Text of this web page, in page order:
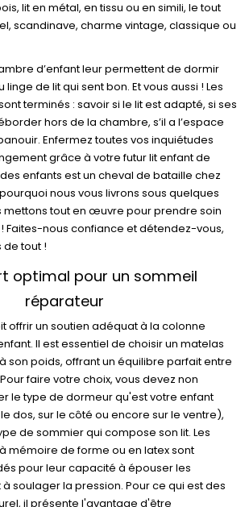
lit en métal, en tissu ou en simili, le tout
scandinave, charme vintage, classique ou
d’enfant leur permettent de dormir
de lit qui sent bon. Et vous aussi ! Les
terminés : savoir si le lit est adapté, si ses
hors de la chambre, s’il a l’espace
Enfermez toutes vos inquiétudes
grâce à votre futur lit enfant de
enfants est un cheval de bataille chez
nous vous livrons sous quelques
mettons tout en œuvre pour prendre soin
Faites-nous confiance et détendez-vous,
de tout !
optimal pour un sommeil
réparateur
offrir un soutien adéquat à la colonne
Il est essentiel de choisir un matelas
son poids, offrant un équilibre parfait entre
faire votre choix, vous devez non
le type de dormeur qu'est votre enfant
dos, sur le côté ou encore sur le ventre),
de sommier qui compose son lit. Les
mémoire de forme ou en latex sont
pour leur capacité à épouser les
soulager la pression. Pour ce qui est des
il présente l'avantage d'être